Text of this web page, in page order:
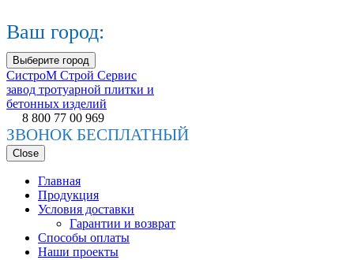
Ваш город:
Выберите город
СистроМ Строй Сервис
завод тротуарной плитки и
бетонных изделий
8 800 77 00 969
ЗВОНОК БЕСПЛАТНЫЙ
Close
Главная
Продукция
Условия доставки
Гарантии и возврат
Способы оплаты
Наши проекты